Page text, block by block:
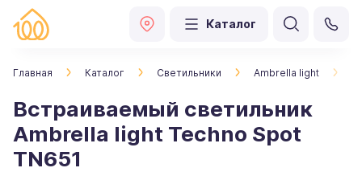
Каталог
Главная Каталог Светильники Ambrella light
Встраиваемый светильник
Ambrella light Techno Spot
TN651